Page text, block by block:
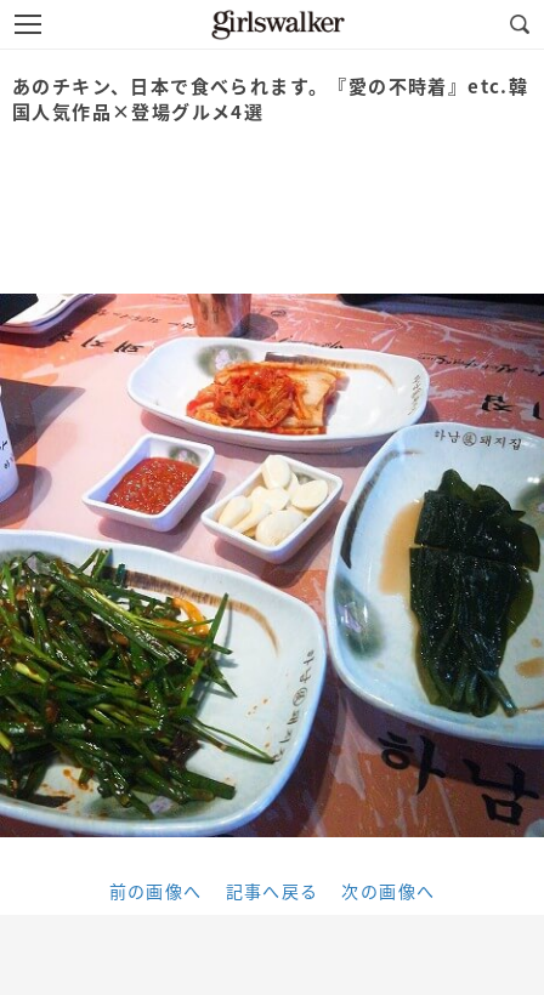
あのチキン、日本で食べられます。『愛の不時着』etc.韓
国人気作品×登場グルメ4選
前の画像へ 記事へ戻る 次の画像へ